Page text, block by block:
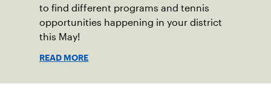
to find different programs and tennis
opportunities happening in your district
this May!
READ MORE